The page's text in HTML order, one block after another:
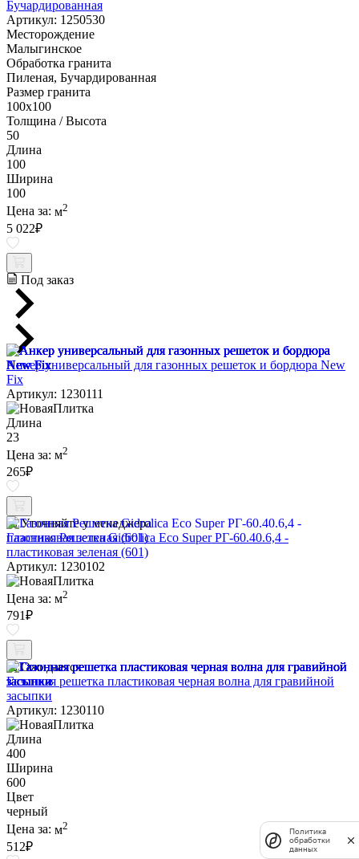
Бучардированная
Артикул: 1250530
Месторождение
Малыгинское
Обработка гранита
Пиленая, Бучардированная
Размер гранита
100х100
Толщина / Высота
50
Длина
100
Ширина
100
Цена за: м2
5 022₽
Под заказ
Анкер универсальный для газонных решеток и бордюра New
Fix
Артикул: 1230111
Длина
23
Цена за: м2
265₽
Уточняйте у менеджера
Газонная Решетка Gidrolica Eco Super РГ-60.40.6,4 -
пластиковая зеленая (601)
Артикул: 1230102
Цена за: м2
791₽
Ожидается
Газонная решетка пластиковая черная волна для гравийной
засыпки
Артикул: 1230110
Длина
400
Ширина
600
Цвет
черный
Цена за: м2
512₽
Политика
обработки
данных